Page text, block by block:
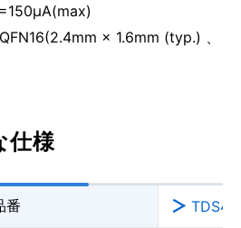
=150μA(max)
× 1.6mm (typ.) 、
仕様
番